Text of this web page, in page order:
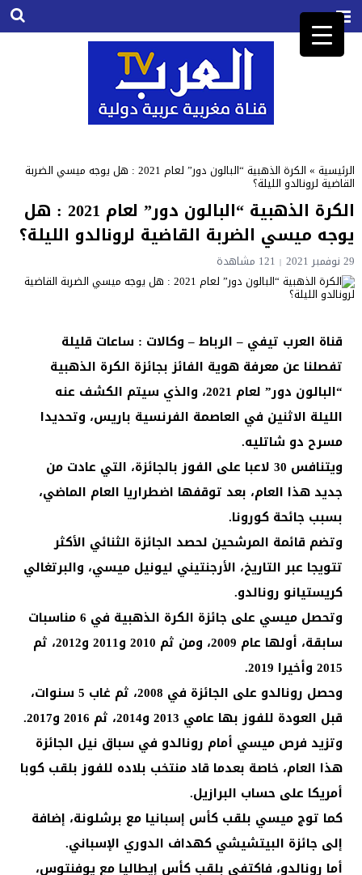
الرئيسية» الكرة الذهبية “البالون دور” لعام 2021 : هل يوجه ميسي الضربة
القاضية لرونالدو الليلة؟
الكرة الذهبية “البالون دور” لعام 2021 : هل
يوجه ميسي الضربة القاضية لرونالدو الليلة؟
29 نوفمبر 2021 121مشاهدة
قناة العرب تيفي – الرباط – وكالات : ساعات قليلة
تفصلنا عن معرفة هوية الفائز بجائزة الكرة الذهبية
“البالون دور” لعام 2021، والذي سيتم الكشف عنه
الليلة الاثنين في العاصمة الفرنسية باريس، وتحديدا
مسرح دو شاتليه.
ويتنافس 30 لاعبا على الفوز بالجائزة، التي عادت من
جديد هذا العام، بعد توقفها اضطراريا العام الماضي،
بسبب جائحة كورونا.
وتضم قائمة المرشحين لحصد الجائزة الثنائي الأكثر
تتويجا عبر التاريخ، الأرجنتيني ليونيل ميسي، والبرتغالي
كريستيانو رونالدو.
وتحصل ميسي على جائزة الكرة الذهبية في 6 مناسبات
سابقة، أولها عام 2009، ومن ثم 2010 و2011 و2012، ثم
2015 وأخيرا 2019.
وحصل رونالدو على الجائزة في 2008، ثم غاب 5 سنوات،
قبل العودة للفوز بها عامي 2013 و2014، ثم 2016 و2017.
وتزيد فرص ميسي أمام رونالدو في سباق نيل الجائزة
هذا العام، خاصة بعدما قاد منتخب بلاده للفوز بلقب كوبا
أمريكا على حساب البرازيل.
كما توج ميسي بلقب كأس إسبانيا مع برشلونة، إضافة
إلى جائزة البيتشيشي كهداف الدوري الإسباني.
أما رونالدو، فاكتفى بلقب كأس إيطاليا مع يوفنتوس،